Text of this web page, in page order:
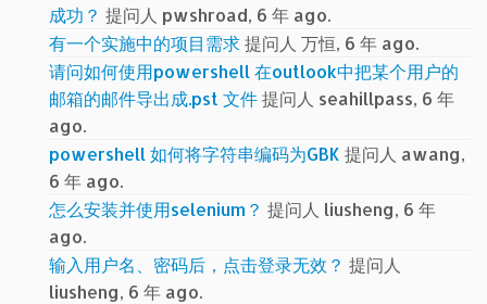
成功？ 提问人 pwshroad, 6 年 ago.
有一个实施中的项目需求提问人 万恒, 6 年 ago.
请问如何使用powershell 在outlook中把某个用户的
邮箱的邮件导出成.pst 文件提问人 seahillpass, 6 年
ago.
powershell 如何将字符串编码为GBK 提问人 awang,
6 年 ago.
怎么安装并使用selenium？ 提问人 liusheng, 6 年
ago.
输入用户名、密码后，点击登录无效？ 提问人
liusheng, 6 年 ago.